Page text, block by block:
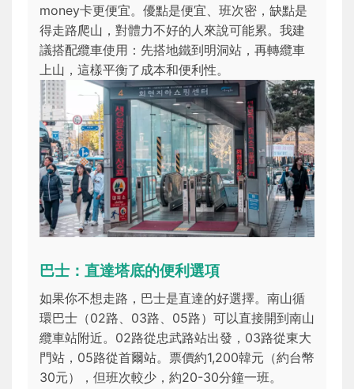
money卡更便宜。優點是便宜、班次密，缺點是
得走路爬山，對體力不好的人來說可能累。我建
議搭配纜車使用：先搭地鐵到明洞站，再轉纜車
上山，這樣平衡了成本和便利性。
巴士：直達塔底的便利選項
如果你不想走路，巴士是直達的好選擇。南山循
環巴士（02路、03路、05路）可以直接開到南山
纜車站附近。02路從忠武路站出發，03路從東大
門站，05路從首爾站。票價約1,200韓元（約台幣
30元），但班次較少，約20-30分鐘一班。